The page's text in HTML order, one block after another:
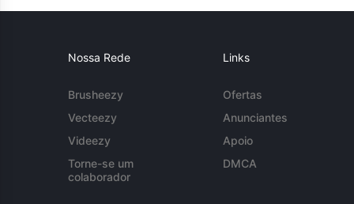
Nossa Rede
Brusheezy
Vecteezy
Videezy
Torne-se um
colaborador
Links
Ofertas
Anunciantes
Apoio
DMCA